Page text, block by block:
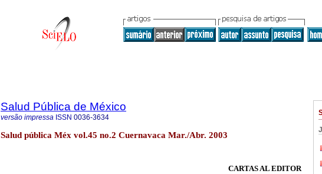
Salud Pública de México
versão impressa ISSN 0036-3634
Salud pública Méx vol.45 no.2 Cuernavaca Mar./Abr. 2003
CARTAS AL EDITOR